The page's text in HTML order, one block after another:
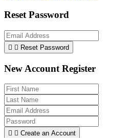
Reset Password
  Reset Password
New Account Register
  Create an Account